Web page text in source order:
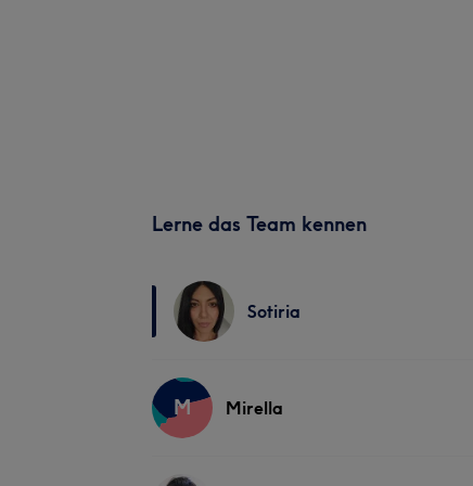
Lerne das Team kennen
Sotiria
M Mirella